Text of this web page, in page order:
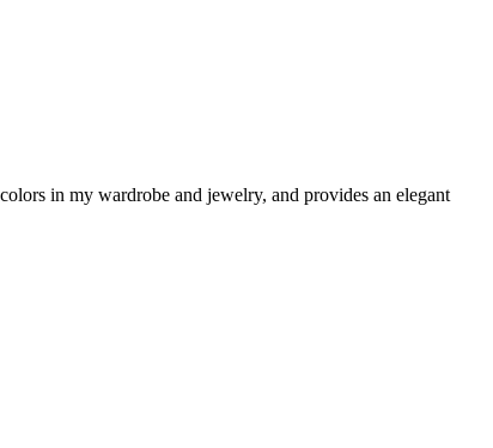
in my wardrobe and jewelry, and provides an elegant